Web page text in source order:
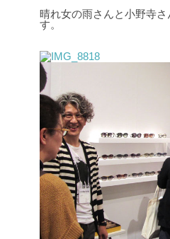
晴れ女の雨さんと小野寺
す。